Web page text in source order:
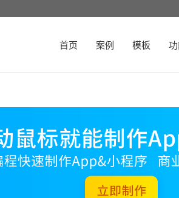
首页 案例 模板